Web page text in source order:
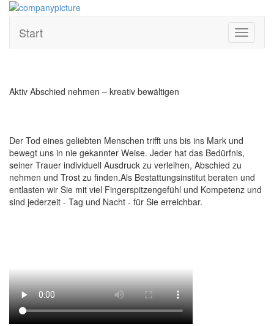
Toggle
Start
Aktiv Abschied nehmen – kreativ bewältigen
Der Tod eines geliebten Menschen trifft uns bis ins Mark und
bewegt uns in nie gekannter Weise. Jeder hat das Bedürfnis,
seiner Trauer individuell Ausdruck zu verleihen, Abschied zu
nehmen und Trost zu finden.Als Bestattungsinstitut beraten und
entlasten wir Sie mit viel Fingerspitzengefühl und Kompetenz und
sind jederzeit - Tag und Nacht - für Sie erreichbar.